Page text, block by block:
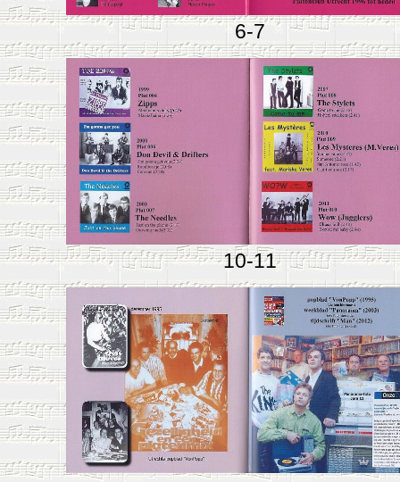
6-7
10-11